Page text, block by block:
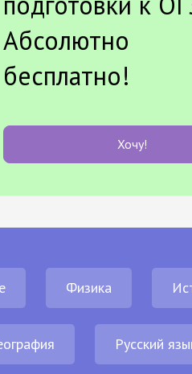
Абсолютно
бесплатно!
Хочу!
Физика
Русский